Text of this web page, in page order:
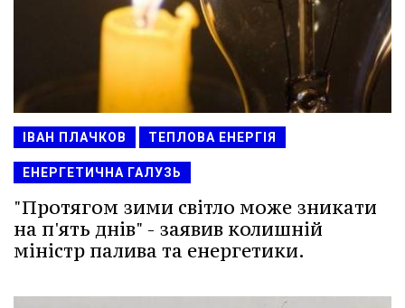
ІВАН ПЛАЧКОВ ТЕПЛОВА ЕНЕРГІЯ
ЕНЕРГЕТИЧНА ГАЛУЗЬ
"Протягом зими світло може зникати
на п'ять днів" - заявив колишній
міністр палива та енергетики.